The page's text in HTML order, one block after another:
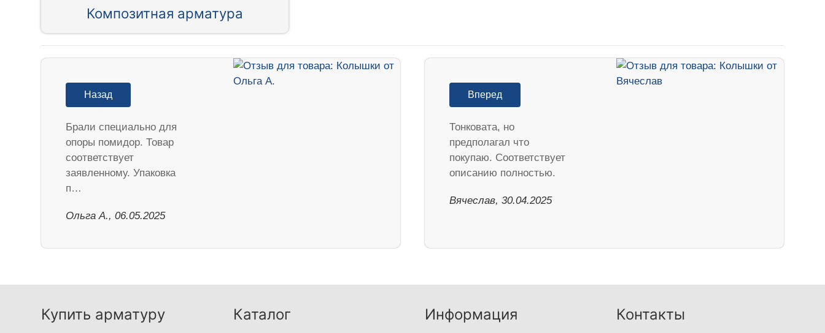
Композитная арматура
Назад
Брали специально для
опоры помидор. Товар
соответствует
заявленному. Упаковка
п…
Ольга А., 06.05.2025
Вперед
Тонковата, но
предполагал что
покупаю. Соответствует
описанию полностью.
Вячеслав, 30.04.2025
Купить арматуру Каталог Информация Контакты